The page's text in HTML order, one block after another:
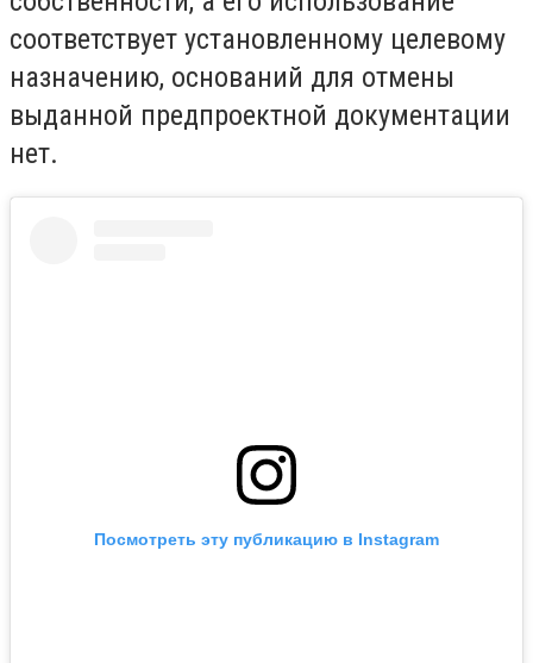
соответствует установленному целевому
назначению, оснований для отмены
выданной предпроектной документации
нет.
Посмотреть эту публикацию в Instagram